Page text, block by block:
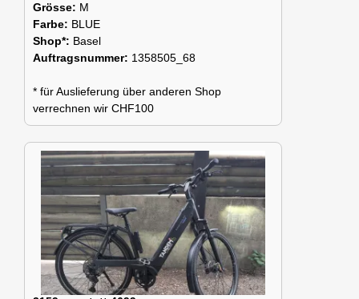
Grösse: M
Farbe: BLUE
Shop*: Basel
Auftragsnummer: 1358505_68
* für Auslieferung über anderen Shop
verrechnen wir CHF100